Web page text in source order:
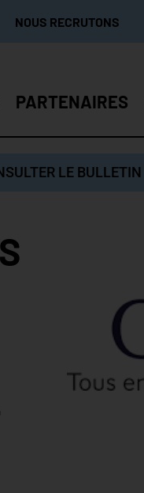
NOUS RECRUTONS
PARTENAIRES
LE BULLETIN